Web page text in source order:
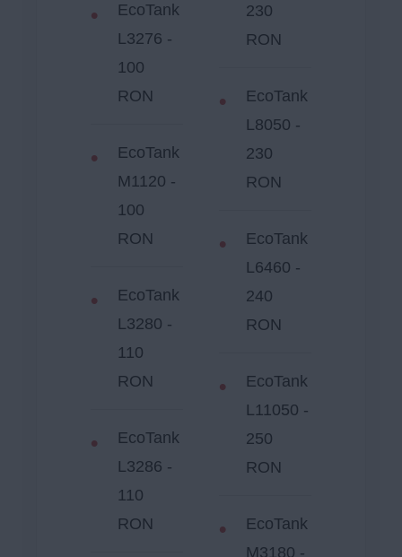
EcoTank
L3276 -
100
RON
EcoTank
M1120 -
100
RON
EcoTank
L3280 -
110
RON
EcoTank
L3286 -
110
RON
230
RON
EcoTank
L8050 -
230
RON
EcoTank
L6460 -
240
RON
EcoTank
L11050 -
250
RON
EcoTank
M3180 -